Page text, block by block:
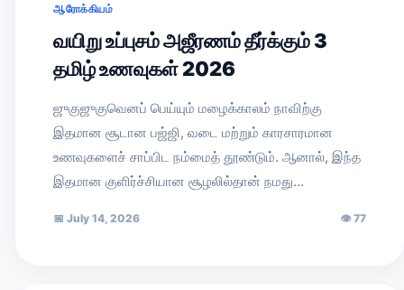
ஆரோக்கியம்
வயிறு உப்புசம் அஜீரணம் தீர்க்கும் 3
தமிழ் உணவுகள் 2026
ஜுகுஜுகுவெனப் பெய்யும் மழைக்காலம் நாவிற்கு
இதமான சூடான பஜ்ஜி, வடை மற்றும் காரசாரமான
உணவுகளைச் சாப்பிட நம்மைத் தூண்டும். ஆனால், இந்த
இதமான குளிர்ச்சியான சூழலில்தான் நமது…
📅 July 14, 2026 👁77